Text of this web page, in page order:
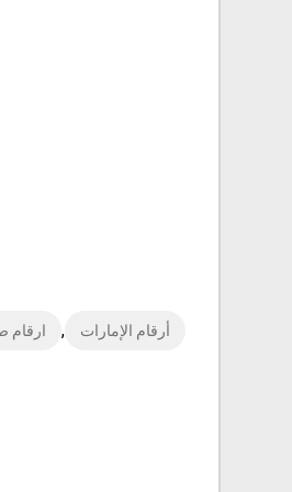
أرقام الإمارات , ارقام